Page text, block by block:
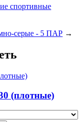
серые - 5 ПАР →
(плотные)